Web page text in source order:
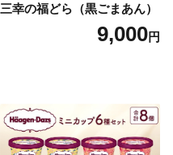
三幸の福どら（黒ごまあん）
9,000円